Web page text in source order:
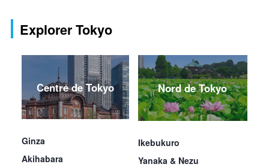
Explorer Tokyo
Centre de Tokyo
Ginza
Akihabara
Nord de Tokyo
Ikebukuro
Yanaka & Nezu